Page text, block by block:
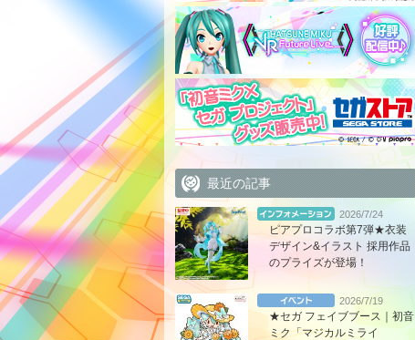
最近の記事
2026/7/24
ピアプロコラボ第7弾★衣装
デザイン&イラスト 採用作品
のプライズが登場！
2026/7/19
★セガ フェイブブース｜初音
ミク「マジカルミライ